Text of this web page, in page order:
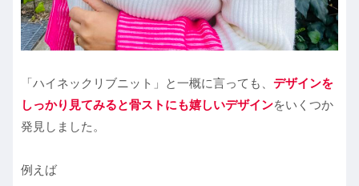
「ハイネックリブニット」と一概に言っても、 デザインを
しっかり見てみると骨ストにも嬉しいデザインをいくつか
発見しました。
例えば